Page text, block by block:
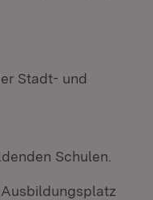
Stadt- und
Schulen.